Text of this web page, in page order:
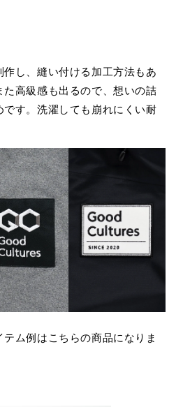
し、縫い付ける加工方法もあ
た高級感も出るので、想いの詰
です。洗濯しても崩れにくい耐
ム例はこちらの商品になりま